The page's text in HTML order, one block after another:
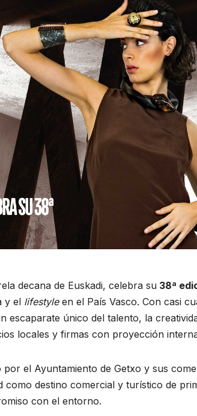
decana de Euskadi, celebra su 38ª
y el lifestyleen el País Vasco. Con casi
escaparate único del talento, la
locales y firmas con proyección
por el Ayuntamiento de Getxo y sus
como destino comercial y turístico de
con el entorno.